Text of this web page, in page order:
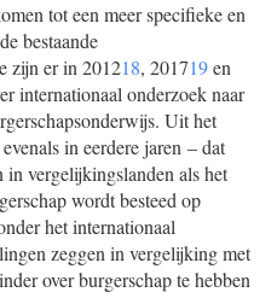
tot een meer specifieke en
bestaande
zijn er in 201218, 201719en
internationaal onderzoek naar
Uit het
in eerdere jaren – dat
vergelijkingslanden als het
wordt besteed op
het internationaal
zeggen in vergelijking met
over burgerschap te hebben